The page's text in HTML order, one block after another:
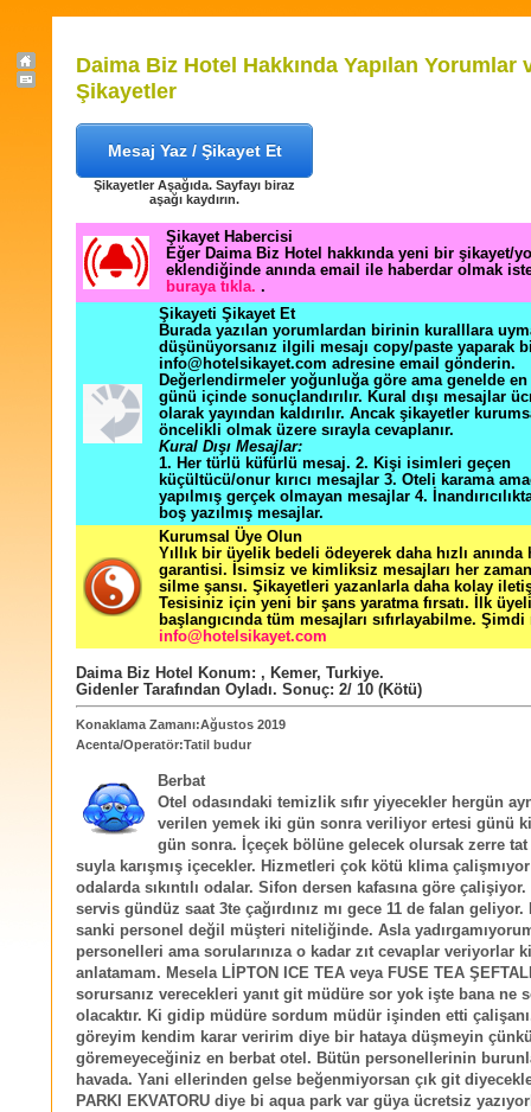
Daima Biz Hotel Hakkında Yapılan Yorumlar
Şikayetler
Mesaj Yaz / Şikayet Et
Şikayetler Aşağıda. Sayfayı biraz
aşağı kaydırın.
Şikayet Habercisi
Eğer Daima Biz Hotel hakkında yeni bir şikayet/
eklendiğinde anında email ile haberdar olmak
buraya tıkla. .
Şikayeti Şikayet Et
Burada yazılan yorumlardan birinin kuralllara
düşünüyorsanız ilgili mesajı copy/paste yaparak
info@hotelsikayet.com adresine email gönderin.
Değerlendirmeler yoğunluğa göre ama genelde
günü içinde sonuçlandırılır. Kural dışı mesajlar
olarak yayından kaldırılır. Ancak şikayetler
öncelikli olmak üzere sırayla cevaplanır.
Kural Dışı Mesajlar:
1. Her türlü küfürlü mesaj. 2. Kişi isimleri geçen
küçültücü/onur kırıcı mesajlar 3. Oteli karama
yapılmış gerçek olmayan mesajlar 4.
boş yazılmış mesajlar.
Kurumsal Üye Olun
Yıllık bir üyelik bedeli ödeyerek daha hızlı
garantisi. İsimsiz ve kimliksiz mesajları her zaman
silme şansı. Şikayetleri yazanlarla daha kolay
Tesisiniz için yeni bir şans yaratma fırsatı. İlk
başlangıcında tüm mesajları sıfırlayabilme. Şimdi
info@hotelsikayet.com
Daima Biz Hotel Konum: , Kemer, Turkiye.
Gidenler Tarafından Oyladı. Sonuç: 2/ 10 (Kötü)
Konaklama Zamanı:Ağustos 2019
Acenta/Operatör:Tatil budur
Berbat
Otel odasındaki temizlik sıfır yiyecekler hergün
verilen yemek iki gün sonra veriliyor ertesi günü
gün sonra. İçeçek bölüne gelecek olursak zerre
suyla karışmış içecekler. Hizmetleri çok kötü klima çalişmıyor
odalarda sıkıntılı odalar. Sifon dersen kafasına göre çalişiyor.
servis gündüz saat 3te çağırdınız mı gece 11 de falan
sanki personel değil müşteri niteliğinde. Asla
personelleri ama sorularınıza o kadar zıt cevaplar veriyorlar ki
anlatamam. Mesela LİPTON ICE TEA veya FUSE TEA
sorursanız verecekleri yanıt git müdüre sor yok işte bana ne
olacaktır. Ki gidip müdüre sordum müdür işinden etti
göreyim kendim karar veririm diye bir hataya düşmeyin
göremeyeceğiniz en berbat otel. Bütün personellerinin
havada. Yani ellerinden gelse beğenmiyorsan çık git
PARKI EKVATORU diye bi aqua park var güya ücretsiz